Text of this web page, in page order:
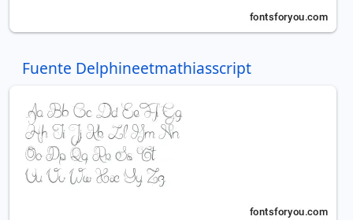
Fuente Delphineetmathiasscript